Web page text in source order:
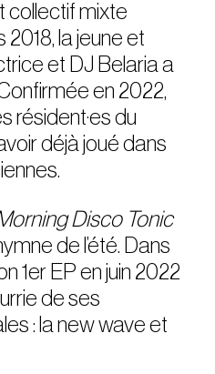
collectif mixte
2018, la jeune et
et DJ Belaria a
en 2022,
résident·es du
déjà joué dans
Disco Tonic
de l’été. Dans
1er EP en juin 2022
de ses
: la new wave et